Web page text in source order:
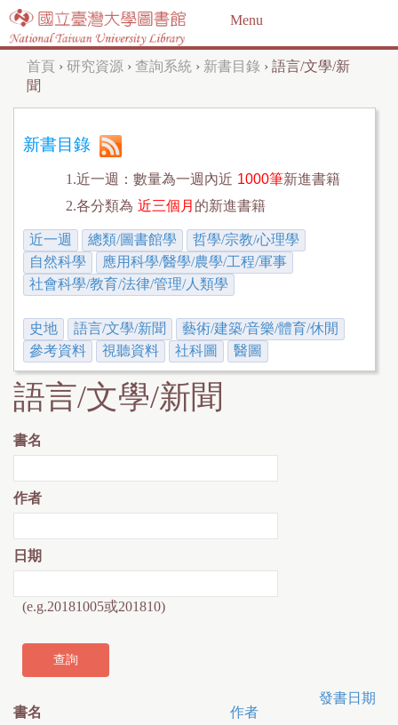
Jump to navigation
Menu
您
在
這
首頁 › 研究資源 › 查詢系統 › 新書目錄 › 語言/文學/新
聞
新書目錄
1.近一週：數量為一週內近 1000筆新進書籍
2.各分類為 近三個月 的新進書籍
近一週 總類/圖書館學
哲學/宗教/心理學
自然科學
應用科學/醫學/農學/工程/軍事
社會科學/教育/法律/管理/人類學
史地 語言/文學/新聞
藝術/建築/音樂/體育/休閒
參考資料
視聽資料 社科圖 醫圖
語言/文學/新聞
書名
作者
日期
(e.g.20181005或201810)
書名 作者
發書日期